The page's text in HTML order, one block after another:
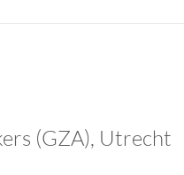
(GZA), Utrecht